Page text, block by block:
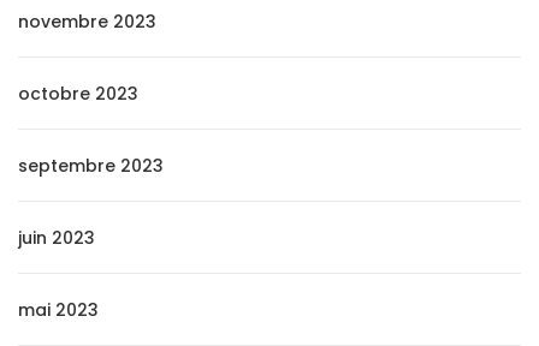
novembre 2023
octobre 2023
septembre 2023
juin 2023
mai 2023